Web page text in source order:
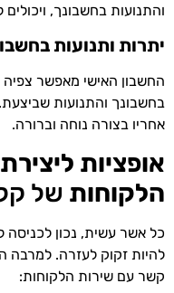
והתנועות בחשבונך,
יתרות ותנועות
החשבון האישי מאפשר
בחשבונך והתנועות
אחריו בצורה נוחה וברורה.
אופציות
הלקוחות של
כל אשר עשית, נכון לכניסה
להיות זקוק לעזרה. למרבה
קשר עם שירות הלקוחות: